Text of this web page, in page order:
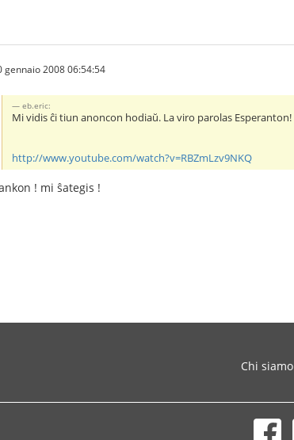
gennaio 2008 06:54:54
eb.eric:
Mi vidis ĉi tiun anoncon hodiaŭ. La viro parolas Esperanton!
http://www.youtube.com/watch?v=RBZmLzv9NKQ
! mi ŝategis !
Chi siamo